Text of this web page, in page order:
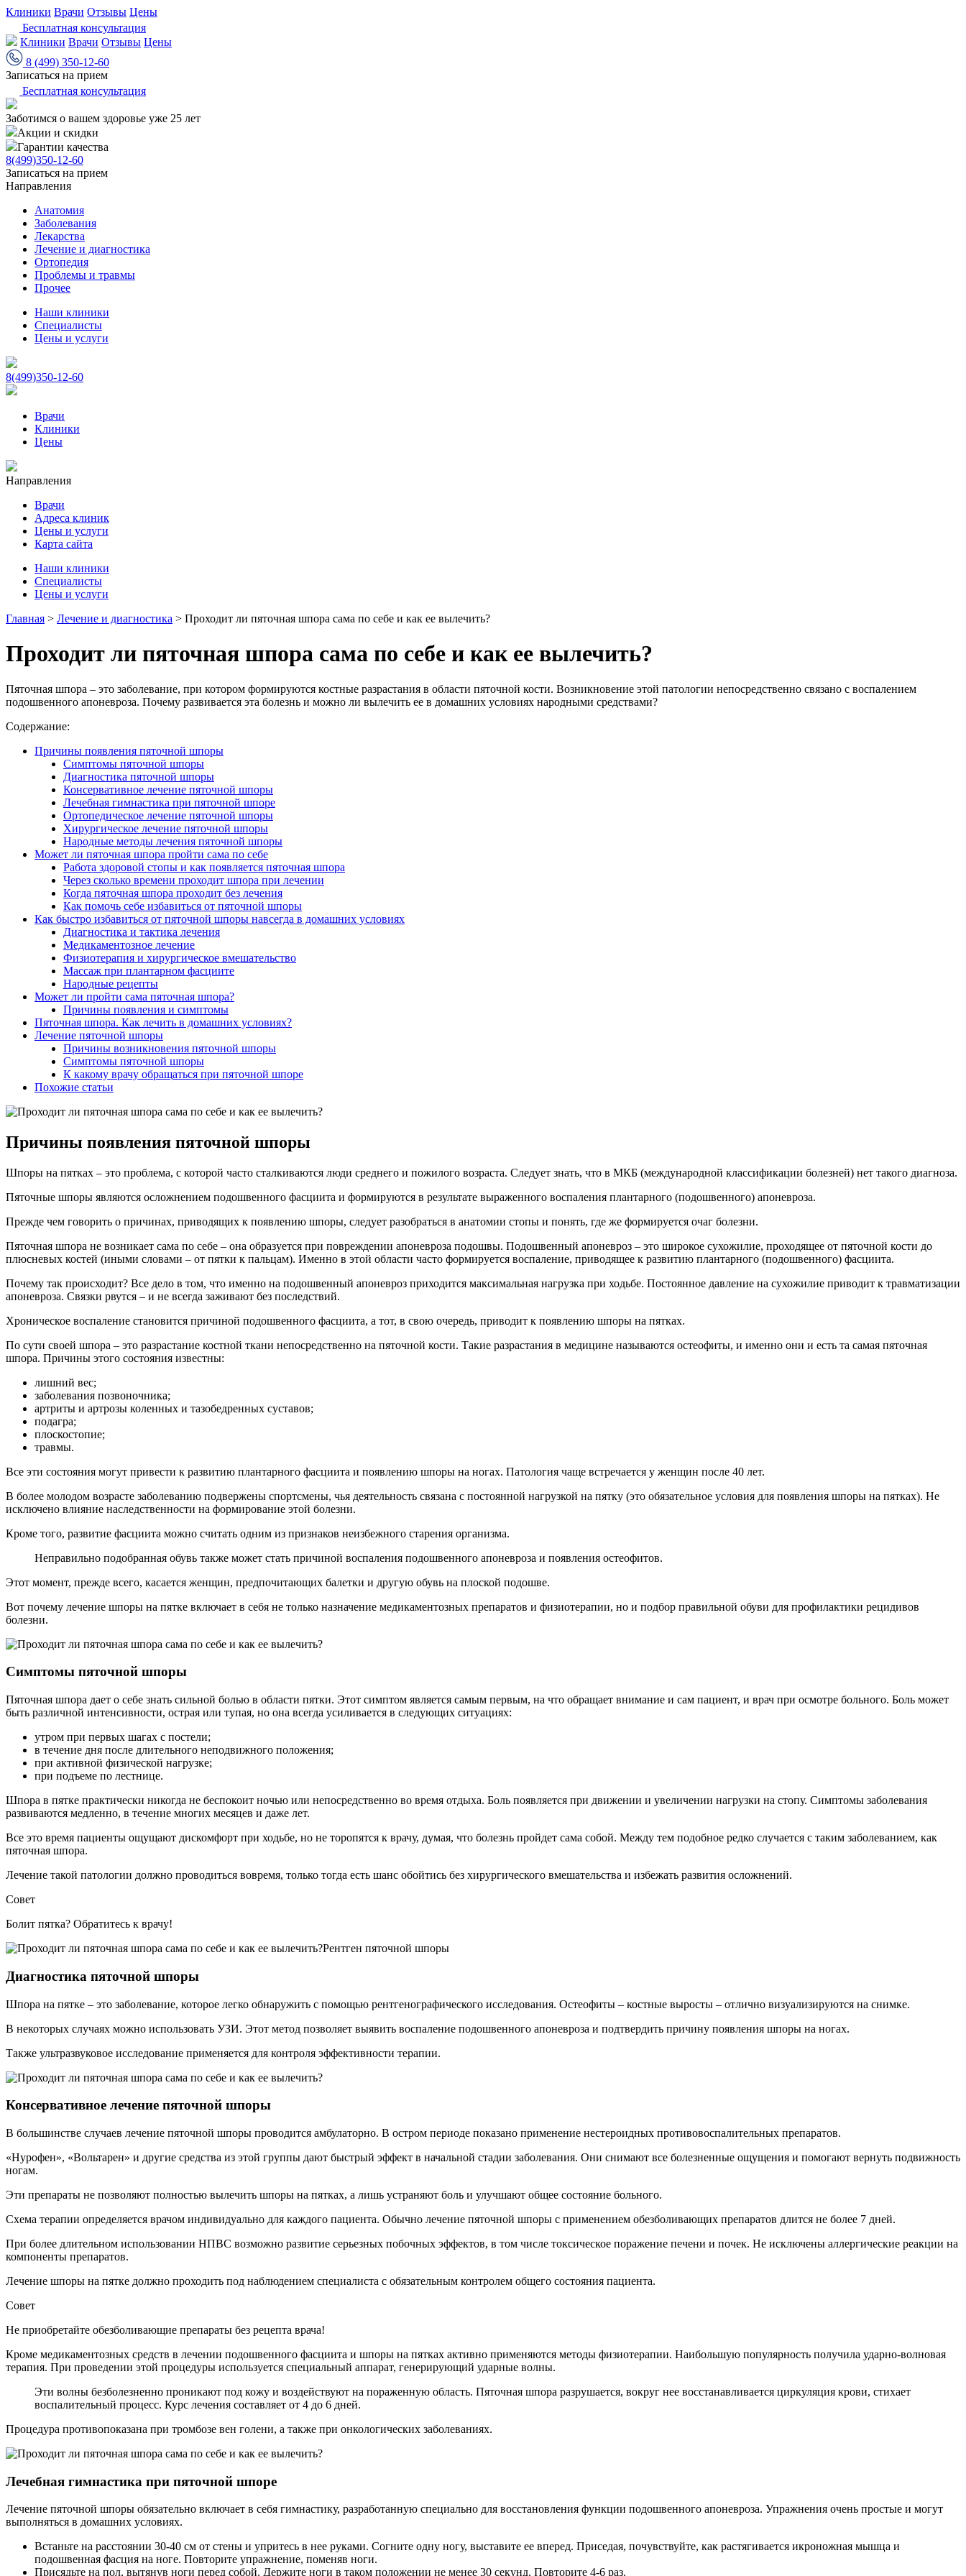
Клиники Врачи Отзывы Цены
Бесплатная консультация
Клиники Врачи Отзывы Цены
8 (499) 350-12-60
Записаться на прием
Бесплатная консультация
Заботимся о вашем здоровье уже 25 лет
Акции и скидки
Гарантии качества
8(499)350-12-60
Записаться на прием
Направления
Анатомия
Заболевания
Лекарства
Лечение и диагностика
Ортопедия
Проблемы и травмы
Прочее
Наши клиники
Специалисты
Цены и услуги
8(499)350-12-60
Врачи
Клиники
Цены
Направления
Врачи
Адреса клиник
Цены и услуги
Карта сайта
Наши клиники
Специалисты
Цены и услуги
Главная > Лечение и диагностика > Проходит ли пяточная шпора сама по себе и как ее вылечить?
Проходит ли пяточная шпора сама по себе и как ее вылечить?
Пяточная шпора – это заболевание, при котором формируются костные разрастания в области пяточной кости. Возникновение этой патологии непосредственно связано с воспалением
подошвенного апоневроза. Почему развивается эта болезнь и можно ли вылечить ее в домашних условиях народными средствами?
Содержание:
Причины появления пяточной шпоры
Симптомы пяточной шпоры
Диагностика пяточной шпоры
Консервативное лечение пяточной шпоры
Лечебная гимнастика при пяточной шпоре
Ортопедическое лечение пяточной шпоры
Хирургическое лечение пяточной шпоры
Народные методы лечения пяточной шпоры
Может ли пяточная шпора пройти сама по себе
Работа здоровой стопы и как появляется пяточная шпора
Через сколько времени проходит шпора при лечении
Когда пяточная шпора проходит без лечения
Как помочь себе избавиться от пяточной шпоры
Как быстро избавиться от пяточной шпоры навсегда в домашних условиях
Диагностика и тактика лечения
Медикаментозное лечение
Физиотерапия и хирургическое вмешательство
Массаж при плантарном фасциите
Народные рецепты
Может ли пройти сама пяточная шпора?
Причины появления и симптомы
Пяточная шпора. Как лечить в домашних условиях?
Лечение пяточной шпоры
Причины возникновения пяточной шпоры
Симптомы пяточной шпоры
К какому врачу обращаться при пяточной шпоре
Похожие статьи
Причины появления пяточной шпоры
Шпоры на пятках – это проблема, с которой часто сталкиваются люди среднего и пожилого возраста. Следует знать, что в МКБ (международной классификации болезней) нет такого диагноза.
Пяточные шпоры являются осложнением подошвенного фасциита и формируются в результате выраженного воспаления плантарного (подошвенного) апоневроза.
Прежде чем говорить о причинах, приводящих к появлению шпоры, следует разобраться в анатомии стопы и понять, где же формируется очаг болезни.
Пяточная шпора не возникает сама по себе – она образуется при повреждении апоневроза подошвы. Подошвенный апоневроз – это широкое сухожилие, проходящее от пяточной кости до
плюсневых костей (иными словами – от пятки к пальцам). Именно в этой области часто формируется воспаление, приводящее к развитию плантарного (подошвенного) фасциита.
Почему так происходит? Все дело в том, что именно на подошвенный апоневроз приходится максимальная нагрузка при ходьбе. Постоянное давление на сухожилие приводит к травматизации
апоневроза. Связки рвутся – и не всегда заживают без последствий.
Хроническое воспаление становится причиной подошвенного фасциита, а тот, в свою очередь, приводит к появлению шпоры на пятках.
По сути своей шпора – это разрастание костной ткани непосредственно на пяточной кости. Такие разрастания в медицине называются остеофиты, и именно они и есть та самая пяточная
шпора. Причины этого состояния известны:
лишний вес;
заболевания позвоночника;
артриты и артрозы коленных и тазобедренных суставов;
подагра;
плоскостопие;
травмы.
Все эти состояния могут привести к развитию плантарного фасциита и появлению шпоры на ногах. Патология чаще встречается у женщин после 40 лет.
В более молодом возрасте заболеванию подвержены спортсмены, чья деятельность связана с постоянной нагрузкой на пятку (это обязательное условия для появления шпоры на пятках). Не
исключено влияние наследственности на формирование этой болезни.
Кроме того, развитие фасциита можно считать одним из признаков неизбежного старения организма.
Неправильно подобранная обувь также может стать причиной воспаления подошвенного апоневроза и появления остеофитов.
Этот момент, прежде всего, касается женщин, предпочитающих балетки и другую обувь на плоской подошве.
Вот почему лечение шпоры на пятке включает в себя не только назначение медикаментозных препаратов и физиотерапии, но и подбор правильной обуви для профилактики рецидивов
болезни.
Симптомы пяточной шпоры
Пяточная шпора дает о себе знать сильной болью в области пятки. Этот симптом является самым первым, на что обращает внимание и сам пациент, и врач при осмотре больного. Боль может
быть различной интенсивности, острая или тупая, но она всегда усиливается в следующих ситуациях:
утром при первых шагах с постели;
в течение дня после длительного неподвижного положения;
при активной физической нагрузке;
при подъеме по лестнице.
Шпора в пятке практически никогда не беспокоит ночью или непосредственно во время отдыха. Боль появляется при движении и увеличении нагрузки на стопу. Симптомы заболевания
развиваются медленно, в течение многих месяцев и даже лет.
Все это время пациенты ощущают дискомфорт при ходьбе, но не торопятся к врачу, думая, что болезнь пройдет сама собой. Между тем подобное редко случается с таким заболеванием, как
пяточная шпора.
Лечение такой патологии должно проводиться вовремя, только тогда есть шанс обойтись без хирургического вмешательства и избежать развития осложнений.
Совет
Болит пятка? Обратитесь к врачу!
Рентген пяточной шпоры
Диагностика пяточной шпоры
Шпора на пятке – это заболевание, которое легко обнаружить с помощью рентгенографического исследования. Остеофиты – костные выросты – отлично визуализируются на снимке.
В некоторых случаях можно использовать УЗИ. Этот метод позволяет выявить воспаление подошвенного апоневроза и подтвердить причину появления шпоры на ногах.
Также ультразвуковое исследование применяется для контроля эффективности терапии.
Консервативное лечение пяточной шпоры
В большинстве случаев лечение пяточной шпоры проводится амбулаторно. В остром периоде показано применение нестероидных противовоспалительных препаратов.
«Нурофен», «Вольтарен» и другие средства из этой группы дают быстрый эффект в начальной стадии заболевания. Они снимают все болезненные ощущения и помогают вернуть подвижность
ногам.
Эти препараты не позволяют полностью вылечить шпоры на пятках, а лишь устраняют боль и улучшают общее состояние больного.
Схема терапии определяется врачом индивидуально для каждого пациента. Обычно лечение пяточной шпоры с применением обезболивающих препаратов длится не более 7 дней.
При более длительном использовании НПВС возможно развитие серьезных побочных эффектов, в том числе токсическое поражение печени и почек. Не исключены аллергические реакции на
компоненты препаратов.
Лечение шпоры на пятке должно проходить под наблюдением специалиста с обязательным контролем общего состояния пациента.
Совет
Не приобретайте обезболивающие препараты без рецепта врача!
Кроме медикаментозных средств в лечении подошвенного фасциита и шпоры на пятках активно применяются методы физиотерапии. Наибольшую популярность получила ударно-волновая
терапия. При проведении этой процедуры используется специальный аппарат, генерирующий ударные волны.
Эти волны безболезненно проникают под кожу и воздействуют на пораженную область. Пяточная шпора разрушается, вокруг нее восстанавливается циркуляция крови, стихает
воспалительный процесс. Курс лечения составляет от 4 до 6 дней.
Процедура противопоказана при тромбозе вен голени, а также при онкологических заболеваниях.
Лечебная гимнастика при пяточной шпоре
Лечение пяточной шпоры обязательно включает в себя гимнастику, разработанную специально для восстановления функции подошвенного апоневроза. Упражнения очень простые и могут
выполняться в домашних условиях.
Встаньте на расстоянии 30-40 см от стены и упритесь в нее руками. Согните одну ногу, выставите ее вперед. Приседая, почувствуйте, как растягивается икроножная мышца и
подошвенная фасция на ноге. Повторите упражнение, поменяв ноги.
Присядьте на пол, вытянув ноги перед собой. Держите ноги в таком положении не менее 30 секунд. Повторите 4-6 раз.